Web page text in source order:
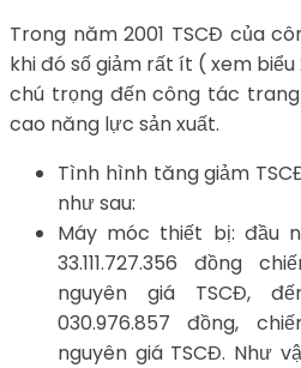
Trong năm 2001 TSCĐ của
khi đó số giảm rất ít ( xem
chú trọng đến công tác
cao năng lực sản xuất.
Tình hình tăng giảm
như sau:
Máy móc thiết bị: đầu
33.111.727.356 đồng
nguyên giá TSCĐ,
030.976.857 đồng,
nguyên giá TSCĐ. Như